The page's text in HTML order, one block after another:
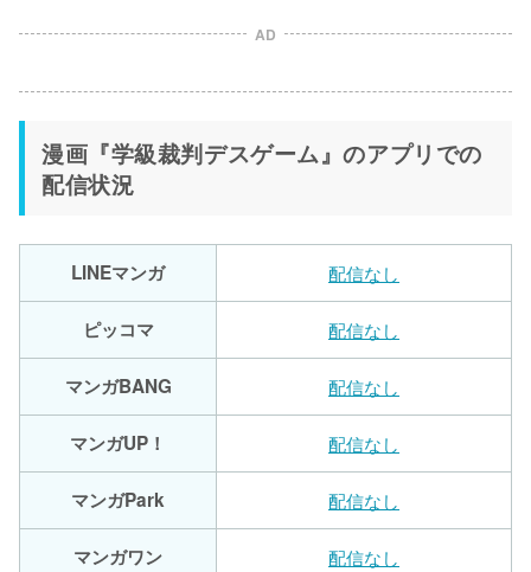
AD
漫画『学級裁判デスゲーム』のアプリでの
配信状況
LINEマンガ 配信なし
ピッコマ 配信なし
マンガBANG 配信なし
マンガUP！ 配信なし
マンガPark 配信なし
マンガワン 配信なし